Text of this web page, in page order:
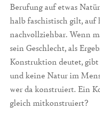
Berufung auf etwas
halb faschistisch gilt,
nachvollziehbar. Wenn
sein Geschlecht, als
Konstruktion deutet, gibt
und keine Natur im
wer da konstruiert. Ein
gleich mitkonstruiert?